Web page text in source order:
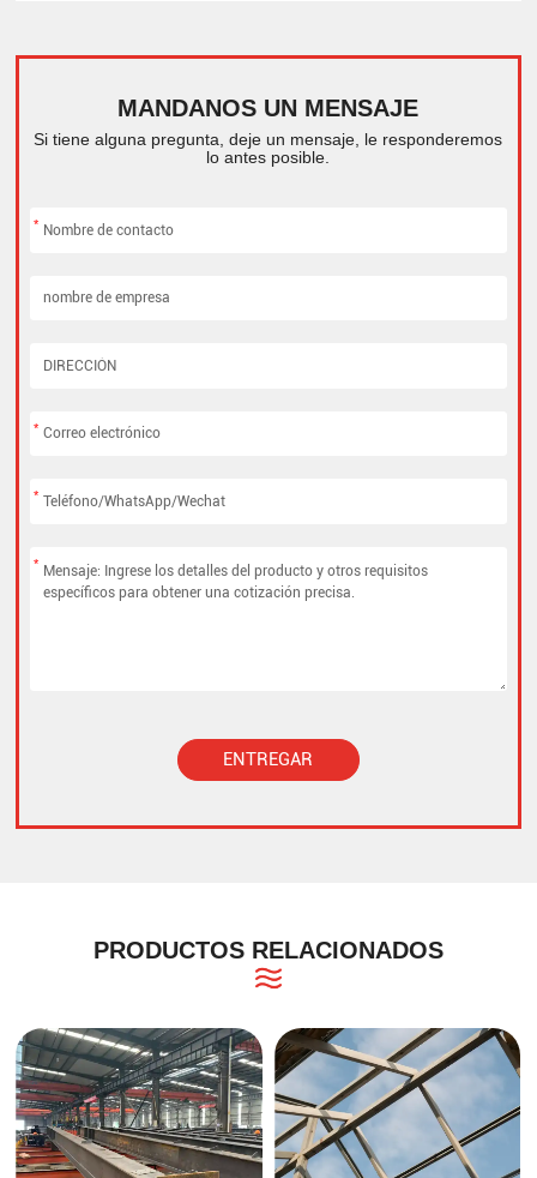
MANDANOS UN MENSAJE
Si tiene alguna pregunta, deje un mensaje, le responderemos
lo antes posible.
*
*
*
*
ENTREGAR
PRODUCTOS RELACIONADOS